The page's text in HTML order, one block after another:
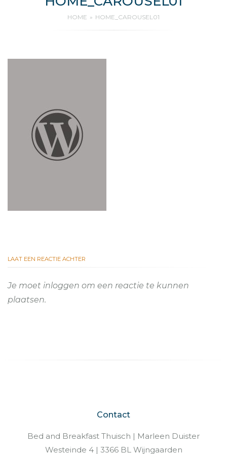
HOME HOME_CAROUSEL01
LAAT EEN REACTIE ACHTER
Je moet inloggen om een reactie te kunnen
plaatsen.
Contact
Bed and Breakfast Thuisch | Marleen Duister
Westeinde 4 | 3366 BL Wijngaarden